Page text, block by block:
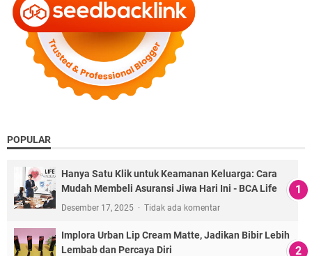
POPULAR
Hanya Satu Klik untuk Keamanan Keluarga: Cara
Mudah Membeli Asuransi Jiwa Hari Ini - BCA Life
Desember 17, 2025 Tidak ada komentar
Implora Urban Lip Cream Matte, Jadikan Bibir Lebih
Lembab dan Percaya Diri